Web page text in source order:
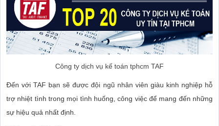
Công ty dịch vụ kế toán tphcm TAF
Đến với TAF bạn sẽ được đội ngũ nhân viên giàu kinh nghiệp hỗ
trợ nhiệt tình trong mọi tình huống, công việc để mang đến những
sự hiệu quả nhất định.